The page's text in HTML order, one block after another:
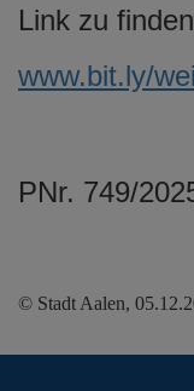
Link zu
www.bit.ly/
PNr. 749/
© Stadt Aalen,